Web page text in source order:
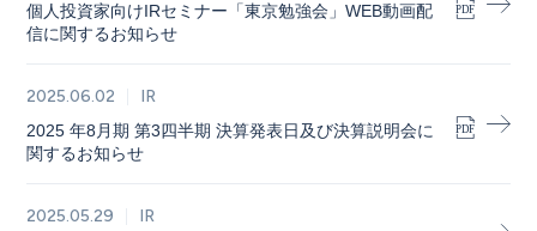
個人投資家向けIRセミナー「東京勉強会」WEB動画配
信に関するお知らせ
2025.06.02 IR
2025 年8月期 第3四半期 決算発表日及び決算説明会に
関するお知らせ
2025.05.29 IR